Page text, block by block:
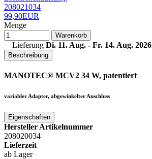
208021034
99,90EUR
Menge
Warenkorb
Lieferung Di. 11. Aug. - Fr. 14. Aug. 2026
Beschreibung
MANOTEC® MCV2 34 W, patentiert
variabler Adapter, abgewinkelter Anschluss
Eigenschaften
Hersteller Artikelnummer
208020034
Lieferzeit
ab Lager